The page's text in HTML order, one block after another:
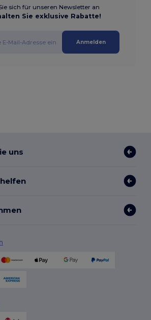
sich für unseren Newsletter an
Sie exklusive Rabatte!
Anmelden
uns